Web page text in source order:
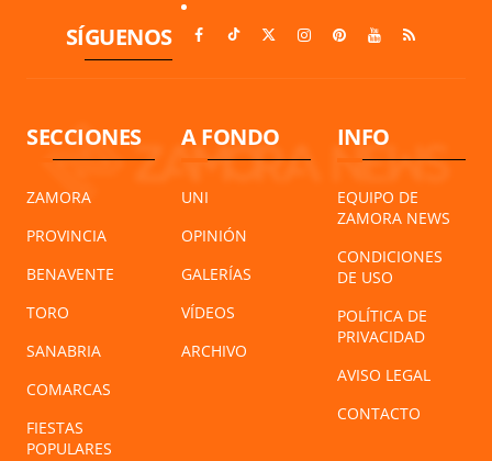
SÍGUENOS
SECCIONES
ZAMORA
PROVINCIA
BENAVENTE
TORO
SANABRIA
COMARCAS
FIESTAS
POPULARES
A FONDO
UNI
OPINIÓN
GALERÍAS
VÍDEOS
ARCHIVO
INFO
EQUIPO DE
ZAMORA NEWS
CONDICIONES
DE USO
POLÍTICA DE
PRIVACIDAD
AVISO LEGAL
CONTACTO